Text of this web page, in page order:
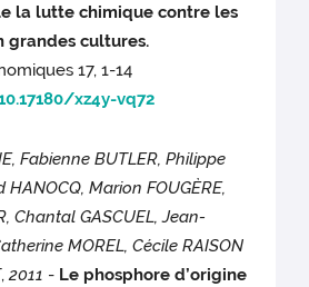
la lutte chimique contre les
grandes cultures.
17, 1-14
xz4y-vq72
Fabienne BUTLER, Philippe
HANOCQ, Marion FOUGÈRE,
Chantal GASCUEL, Jean-
MOREL, Cécile RAISON
,2011 - Le phosphore d’origine